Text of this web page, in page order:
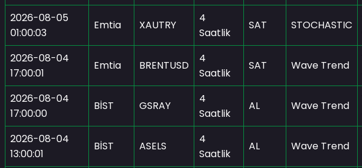
2026-08-05
01:00:03
Emtia XAUTRY
4
Saatlik
SAT STOCHASTIC
2026-08-04
17:00:01
Emtia BRENTUSD
4
Saatlik
SAT Wave Trend
2026-08-04
17:00:00
BİST GSRAY
4
Saatlik
AL Wave Trend
2026-08-04
13:00:01
BİST ASELS
4
Saatlik
AL Wave Trend